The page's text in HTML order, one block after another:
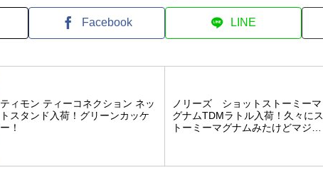
Facebook LINE
ティモン ティーコネクション ネッ
トスタンド入荷！グリーンカッケ
ー！
ノリーズ ショットストーミーマ
グナムTDMラトル入荷！久々にス
トーミーマグナムみたけどマジデ